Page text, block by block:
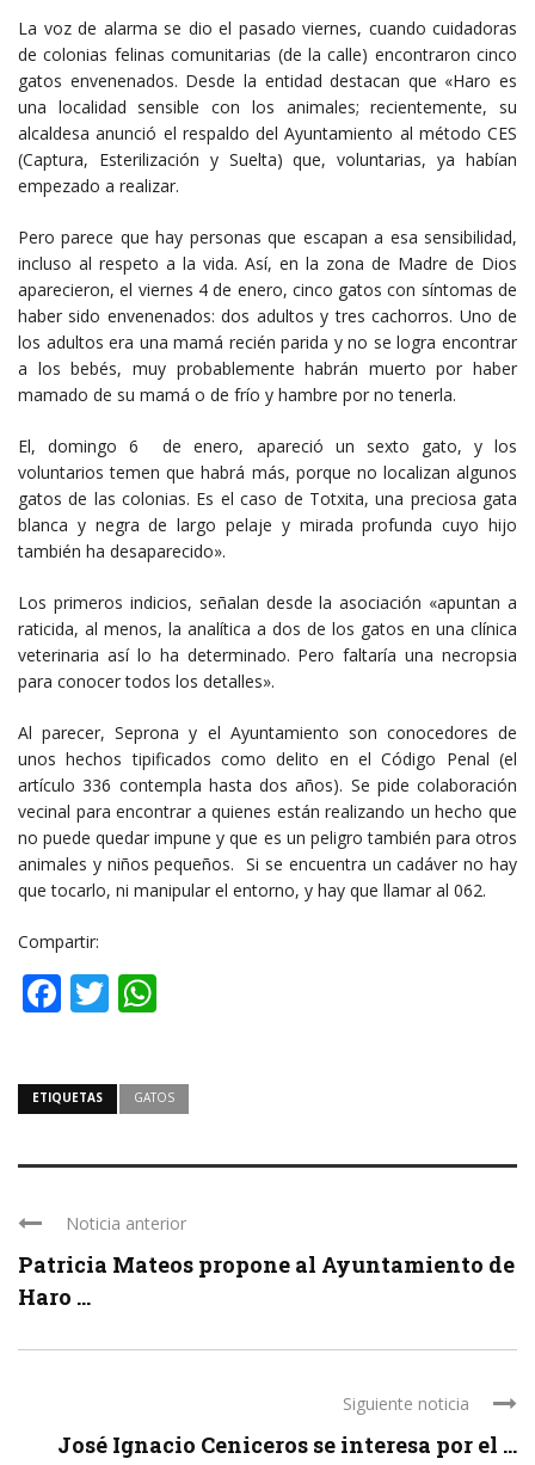
La voz de alarma se dio el pasado viernes, cuando cuidadoras
de colonias felinas comunitarias (de la calle) encontraron cinco
gatos envenenados. Desde la entidad destacan que «Haro es
una localidad sensible con los animales; recientemente, su
alcaldesa anunció el respaldo del Ayuntamiento al método CES
(Captura, Esterilización y Suelta) que, voluntarias, ya habían
empezado a realizar.
Pero parece que hay personas que escapan a esa sensibilidad,
incluso al respeto a la vida. Así, en la zona de Madre de Dios
aparecieron, el viernes 4 de enero, cinco gatos con síntomas de
haber sido envenenados: dos adultos y tres cachorros. Uno de
los adultos era una mamá recién parida y no se logra encontrar
a los bebés, muy probablemente habrán muerto por haber
mamado de su mamá o de frío y hambre por no tenerla.
El, domingo 6 de enero, apareció un sexto gato, y los
voluntarios temen que habrá más, porque no localizan algunos
gatos de las colonias. Es el caso de Totxita, una preciosa gata
blanca y negra de largo pelaje y mirada profunda cuyo hijo
también ha desaparecido».
Los primeros indicios, señalan desde la asociación «apuntan a
raticida, al menos, la analítica a dos de los gatos en una clínica
veterinaria así lo ha determinado. Pero faltaría una necropsia
para conocer todos los detalles».
Al parecer, Seprona y el Ayuntamiento son conocedores de
unos hechos tipificados como delito en el Código Penal (el
artículo 336 contempla hasta dos años). Se pide colaboración
vecinal para encontrar a quienes están realizando un hecho que
no puede quedar impune y que es un peligro también para otros
animales y niños pequeños. Si se encuentra un cadáver no hay
que tocarlo, ni manipular el entorno, y hay que llamar al 062.
Compartir:
Facebook
Twitter
ETIQUETAS GATOS
Noticia anterior
Patricia Mateos propone al Ayuntamiento de
Haro ...
Siguiente noticia
José Ignacio Ceniceros se interesa por el ...